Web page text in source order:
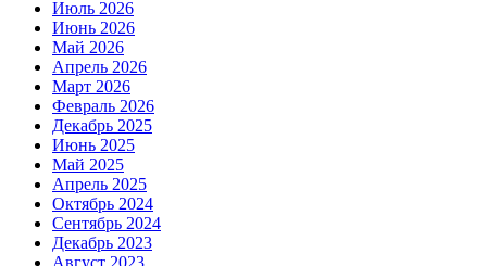
Июль 2026
Июнь 2026
Май 2026
Апрель 2026
Март 2026
Февраль 2026
Декабрь 2025
Июнь 2025
Май 2025
Апрель 2025
Октябрь 2024
Сентябрь 2024
Декабрь 2023